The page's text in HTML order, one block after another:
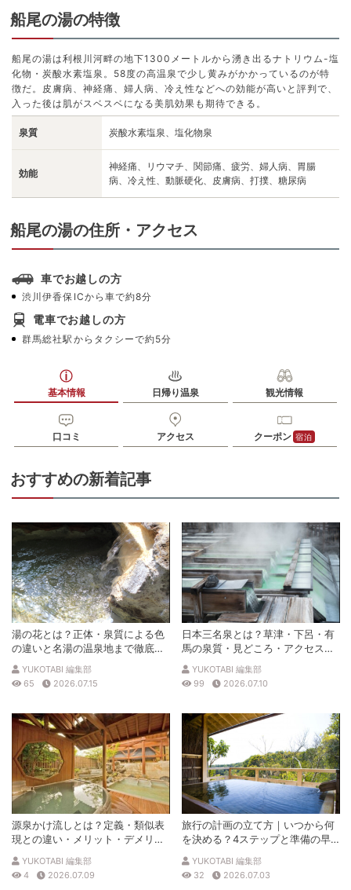
船尾の湯の特徴
船尾の湯は利根川河畔の地下1300メートルから湧き出るナトリウム-塩
化物・炭酸水素塩泉。58度の高温泉で少し黄みがかかっているのが特
徴だ。皮膚病、神経痛、婦人病、冷え性などへの効能が高いと評判で、
入った後は肌がスベスベになる美肌効果も期待できる。
泉質 炭酸水素塩泉、塩化物泉
効能
神経痛、リウマチ、関節痛、疲労、婦人病、胃腸
病、冷え性、動脈硬化、皮膚病、打撲、糖尿病
船尾の湯の住所・アクセス
車でお越しの方
渋川伊香保ICから車で約8分
電車でお越しの方
群馬総社駅からタクシーで約5分
基本情報 日帰り温泉 観光情報
口コミ アクセス クーポン 宿泊
おすすめの新着記事
湯の花とは？正体・泉質による色
の違いと名湯の温泉地まで徹底解
説
YUKOTABI 編集部
65
2026.07.15
日本三名泉とは？草津・下呂・有
馬の泉質・見どころ・アクセスを
徹底解説
YUKOTABI 編集部
99
2026.07.10
源泉かけ流しとは？定義・類似表
現との違い・メリット・デメリッ
トを解説
YUKOTABI 編集部
4
2026.07.09
旅行の計画の立て方｜いつから何
を決める？4ステップと準備の早
見表
YUKOTABI 編集部
32
2026.07.03